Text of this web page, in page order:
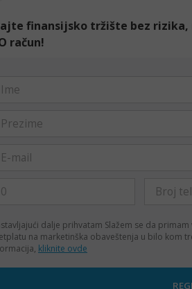
finansijsko tržište bez
račun!
dalje prihvatam Slažem se da
na marketinška obaveštenja u bilo kom
kliknite ovde